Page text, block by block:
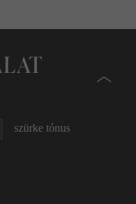
szürke tónus